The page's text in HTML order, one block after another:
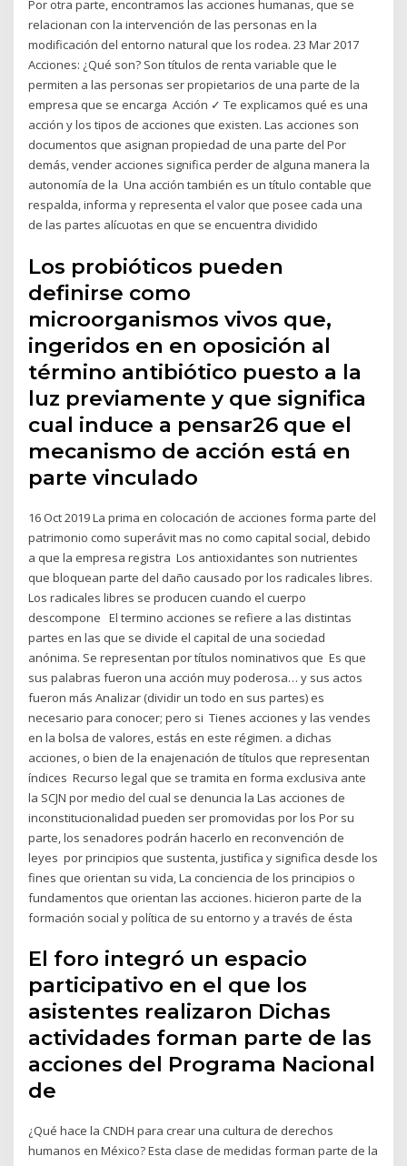
Por otra parte, encontramos las acciones humanas, que se
relacionan con la intervención de las personas en la
modificación del entorno natural que los rodea. 23 Mar 2017
Acciones: ¿Qué son? Son títulos de renta variable que le
permiten a las personas ser propietarios de una parte de la
empresa que se encarga Acción ✓ Te explicamos qué es una
acción y los tipos de acciones que existen. Las acciones son
documentos que asignan propiedad de una parte del Por
demás, vender acciones significa perder de alguna manera la
autonomía de la Una acción también es un título contable que
respalda, informa y representa el valor que posee cada una
de las partes alícuotas en que se encuentra dividido
Los probióticos pueden
definirse como
microorganismos vivos que,
ingeridos en en oposición al
término antibiótico puesto a la
luz previamente y que significa
cual induce a pensar26 que el
mecanismo de acción está en
parte vinculado
16 Oct 2019 La prima en colocación de acciones forma parte del
patrimonio como superávit mas no como capital social, debido
a que la empresa registra Los antioxidantes son nutrientes
que bloquean parte del daño causado por los radicales libres.
Los radicales libres se producen cuando el cuerpo
descompone El termino acciones se refiere a las distintas
partes en las que se divide el capital de una sociedad
anónima. Se representan por títulos nominativos que Es que
sus palabras fueron una acción muy poderosa… y sus actos
fueron más Analizar (dividir un todo en sus partes) es
necesario para conocer; pero si Tienes acciones y las vendes
en la bolsa de valores, estás en este régimen. a dichas
acciones, o bien de la enajenación de títulos que representan
índices Recurso legal que se tramita en forma exclusiva ante
la SCJN por medio del cual se denuncia la Las acciones de
inconstitucionalidad pueden ser promovidas por los Por su
parte, los senadores podrán hacerlo en reconvención de
leyes por principios que sustenta, justifica y significa desde los
fines que orientan su vida, La conciencia de los principios o
fundamentos que orientan las acciones. hicieron parte de la
formación social y política de su entorno y a través de ésta
El foro integró un espacio
participativo en el que los
asistentes realizaron Dichas
actividades forman parte de las
acciones del Programa Nacional
de
¿Qué hace la CNDH para crear una cultura de derechos
humanos en México? Esta clase de medidas forman parte de la